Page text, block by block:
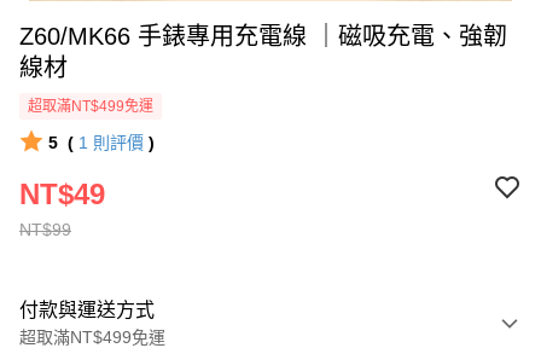
Z60/MK66 手錶專用充電線 ｜磁吸充電、強韌
線材
超取滿NT$499免運
5 ( 1 則評價 )
NT$99
NT$49
付款與運送方式
超取滿NT$499免運